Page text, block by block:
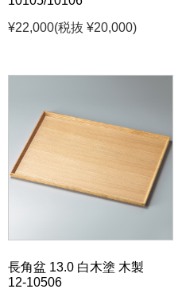
¥22,000(税抜 ¥20,000)
長角盆 13.0 白木塗 木製
12-10506